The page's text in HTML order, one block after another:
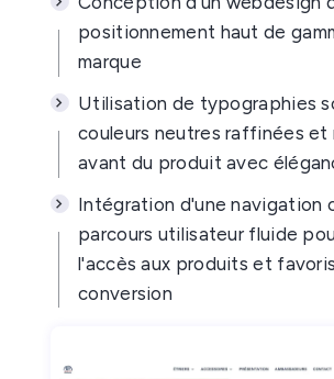
positionnement haut de
marque
Utilisation de typographies
couleurs neutres raffinées et
avant du produit avec
Intégration d'une navigation
parcours utilisateur fluide
l'accès aux produits et
conversion